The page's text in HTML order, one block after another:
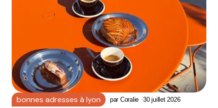
bonnes adresses à lyon par Coralie 30 juillet 2026